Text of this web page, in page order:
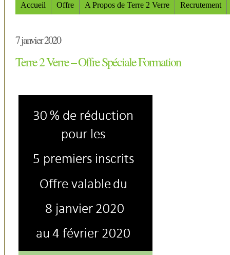
Accueil Offre A Propos de Terre 2 Verre Recrutement
7 janvier 2020
Terre 2 Verre – Offre Spéciale Formation